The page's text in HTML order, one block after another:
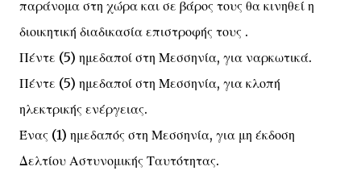
παράνομα στη χώρα και σε βάρος τους θα κινηθεί η
διοικητική διαδικασία επιστροφής τους .
Πέντε (5) ημεδαποί στη Μεσσηνία, για ναρκωτικά.
Πέντε (5) ημεδαποί στη Μεσσηνία, για κλοπή
ηλεκτρικής ενέργειας.
Ένας (1) ημεδαπός στη Μεσσηνία, για μη έκδοση
Δελτίου Αστυνομικής Ταυτότητας.